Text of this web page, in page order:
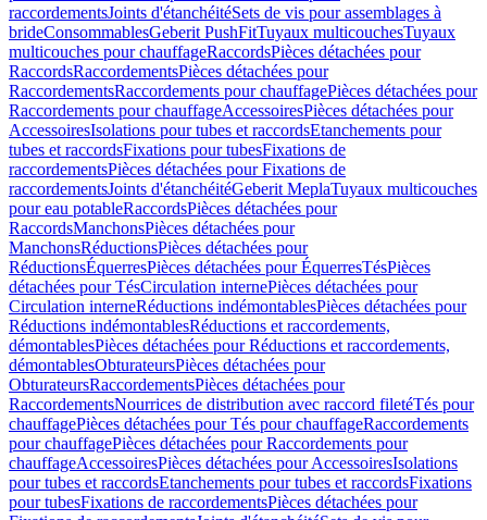
raccordementsJoints d'étanchéitéSets de vis pour assemblages à
brideConsommablesGeberit PushFitTuyaux multicouchesTuyaux
multicouches pour chauffageRaccordsPièces détachées pour
RaccordsRaccordementsPièces détachées pour
RaccordementsRaccordements pour chauffagePièces détachées pour
Raccordements pour chauffageAccessoiresPièces détachées pour
AccessoiresIsolations pour tubes et raccordsEtanchements pour
tubes et raccordsFixations pour tubesFixations de
raccordementsPièces détachées pour Fixations de
raccordementsJoints d'étanchéitéGeberit MeplaTuyaux multicouches
pour eau potableRaccordsPièces détachées pour
RaccordsManchonsPièces détachées pour
ManchonsRéductionsPièces détachées pour
RéductionsÉquerresPièces détachées pour ÉquerresTésPièces
détachées pour TésCirculation internePièces détachées pour
Circulation interneRéductions indémontablesPièces détachées pour
Réductions indémontablesRéductions et raccordements,
démontablesPièces détachées pour Réductions et raccordements,
démontablesObturateursPièces détachées pour
ObturateursRaccordementsPièces détachées pour
RaccordementsNourrices de distribution avec raccord filetéTés pour
chauffagePièces détachées pour Tés pour chauffageRaccordements
pour chauffagePièces détachées pour Raccordements pour
chauffageAccessoiresPièces détachées pour AccessoiresIsolations
pour tubes et raccordsEtanchements pour tubes et raccordsFixations
pour tubesFixations de raccordementsPièces détachées pour